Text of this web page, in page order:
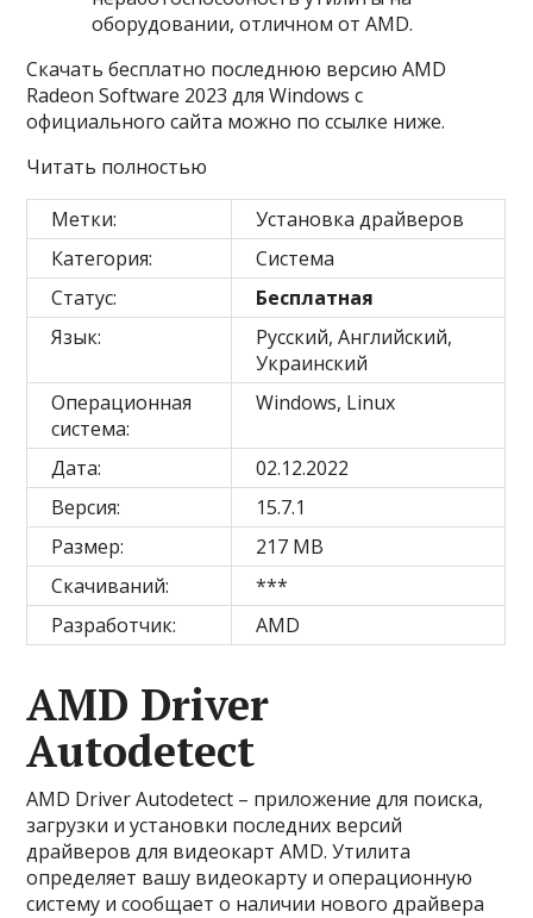
оборудовании, отличном от AMD.
Скачать бесплатно последнюю версию AMD
Radeon Software 2023 для Windows с
официального сайта можно по ссылке ниже.
Читать полностью
Метки:
Установка драйверов
Категория:
Система
Статус:
Бесплатная
Язык:
Русский, Английский,
Украинский
Операционная
система:
Windows, Linux
Дата:
02.12.2022
Версия:
15.7.1
Размер:
217 MB
Скачиваний:
***
Разработчик:
AMD
AMD Driver
Autodetect
AMD Driver Autodetect – приложение для поиска,
загрузки и установки последних версий
драйверов для видеокарт AMD. Утилита
определяет вашу видеокарту и операционную
систему и сообщает о наличии нового драйвера